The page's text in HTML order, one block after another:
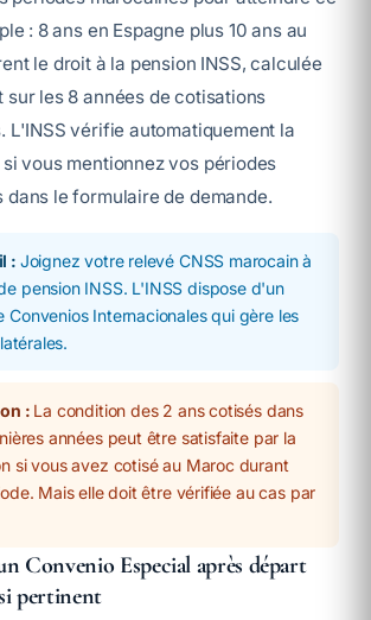
: 8 ans en Espagne plus 10 ans au
le droit à la pension INSS, calculée
sur les 8 années de cotisations
L'INSS vérifie automatiquement la
vous mentionnez vos périodes
dans le formulaire de demande.
: Joignez votre relevé CNSS marocain à
pension INSS. L'INSS dispose d'un
Convenios Internacionales qui gère les
: La condition des 2 ans cotisés dans
années peut être satisfaite par la
si vous avez cotisé au Maroc durant
Mais elle doit être vérifiée au cas par
Convenio Especial après départ
pertinent